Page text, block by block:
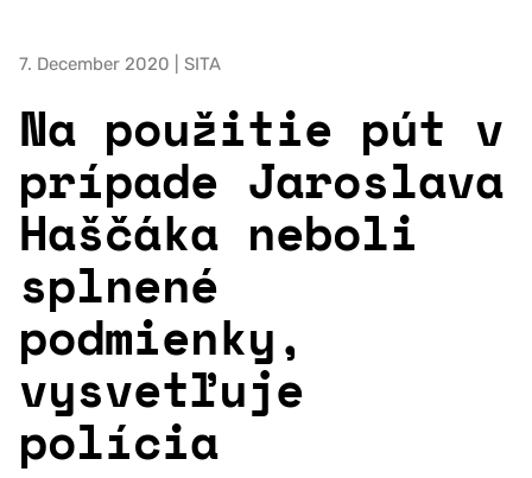
7. December 2020 | SITA
Na použitie pút v
prípade Jaroslava
Haščáka neboli
splnené
podmienky,
vysvetľuje
polícia